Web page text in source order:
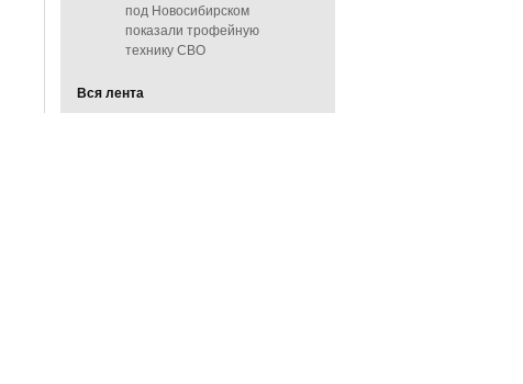
под Новосибирском
показали трофейную
технику СВО
Вся лента